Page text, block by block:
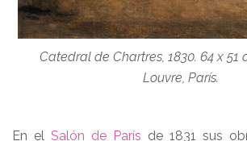
Catedral de Chartres, 1830. 64 x 51
Louvre, París.
En el Salón de París de 1831 sus